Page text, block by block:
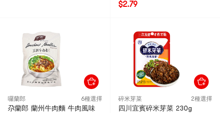
$2.79
囉蘭郎 6種選擇
尕蘭郎 蘭州牛肉麵 牛肉風味
碎米芽菜 2種選擇
四川宜賓碎米芽菜 230g